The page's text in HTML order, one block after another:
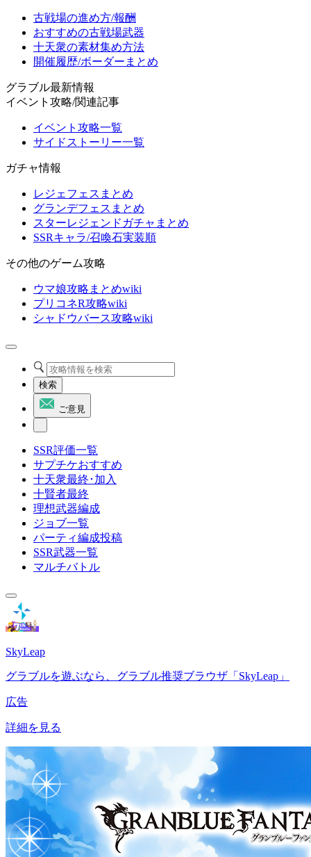
古戦場の進め方/報酬
おすすめの古戦場武器
十天衆の素材集め方法
開催履歴/ボーダーまとめ
グラブル最新情報
イベント攻略/関連記事
イベント攻略一覧
サイドストーリー一覧
ガチャ情報
レジェフェスまとめ
グランデフェスまとめ
スターレジェンドガチャまとめ
SSRキャラ/召喚石実装順
その他のゲーム攻略
ウマ娘攻略まとめwiki
プリコネR攻略wiki
シャドウバース攻略wiki
検索
ご意見
SSR評価一覧
サプチケおすすめ
十天衆最終･加入
十賢者最終
理想武器編成
ジョブ一覧
パーティ編成投稿
SSR武器一覧
マルチバトル
SkyLeap
グラブルを遊ぶなら、グラブル推奨ブラウザ「SkyLeap」
広告
詳細を見る